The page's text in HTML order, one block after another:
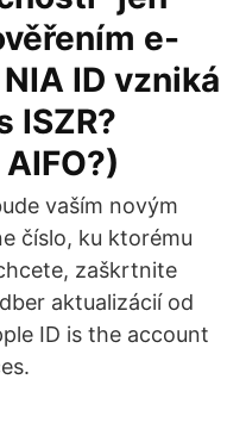
e-
ID vzniká
ISZR?
vaším novým
číslo, ku ktorému
zaškrtnite
aktualizácií od
ID is the account